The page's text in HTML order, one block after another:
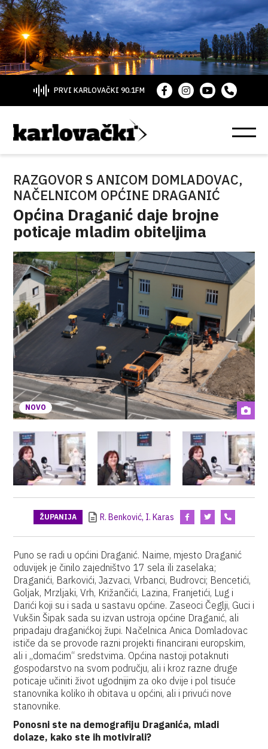
PRVI KARLOVAČKI 90.1FM
RAZGOVOR S ANICOM DOMLADOVAC,
NAČELNICOM OPĆINE DRAGANIĆ
Općina Draganić daje brojne
poticaje mladim obiteljima
NOVO
ŽUPANIJA R. Benković, I. Karas
Puno se radi u općini Draganić. Naime, mjesto Draganić
oduvijek je činilo zajedništvo 17 sela ili zaselaka;
Draganići, Barkovići, Jazvaci, Vrbanci, Budrovci; Bencetići,
Goljak, Mrzljaki, Vrh, Križančići, Lazina, Franjetići, Lug i
Darići koji su i sada u sastavu općine. Zaseoci Čeglji, Guci i
Vukšin Šipak sada su izvan ustroja općine Draganić, ali
pripadaju draganićkoj župi. Načelnica Anica Domladovac
ističe da se provode razni projekti financirani europskim,
ali i „domaćim“ sredstvima. Općina nastoji potaknuti
gospodarstvo na svom području, ali i kroz razne druge
poticaje učiniti život ugodnijim za oko dvije i pol tisuće
stanovnika koliko ih obitava u općini, ali i privući nove
stanovnike.
Ponosni ste na demografiju Draganića, mladi
dolaze, kako ste ih motivirali?